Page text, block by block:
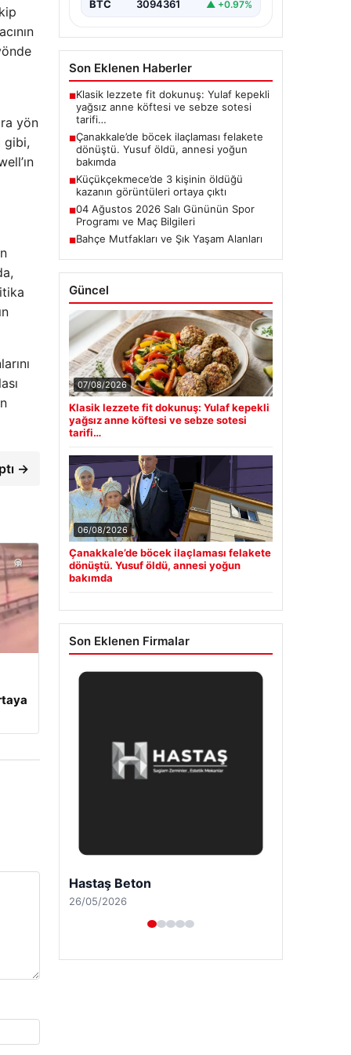
yön
gibi,
→
BTC 3094361 ▲ +0.97%
Son Eklenen Haberler
■Klasik lezzete fit dokunuş: Yulaf kepekli
yağsız anne köftesi ve sebze sotesi
tarifi…
■Çanakkale’de böcek ilaçlaması felakete
dönüştü. Yusuf öldü, annesi yoğun
bakımda
■Küçükçekmece’de 3 kişinin öldüğü
kazanın görüntüleri ortaya çıktı
■04 Ağustos 2026 Salı Gününün Spor
Programı ve Maç Bilgileri
■Bahçe Mutfakları ve Şık Yaşam Alanları
Güncel
07/08/2026
Klasik lezzete fit dokunuş: Yulaf kepekli
yağsız anne köftesi ve sebze sotesi
tarifi…
06/08/2026
Çanakkale’de böcek ilaçlaması felakete
dönüştü. Yusuf öldü, annesi yoğun
bakımda
Son Eklenen Firmalar
Prenses Night Club
29/04/2026